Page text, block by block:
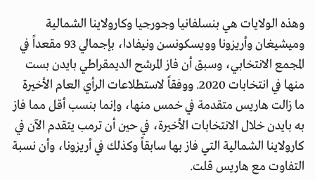
وهذه الولايات هي بنسلفانيا وجورجيا وكارولاينا الشمالية
وميشيغان وأريزونا وويسكونسن ونيفادا، بإجمالي 93 مقعداً في
المجمع الانتخابي، وسبق أن فاز المرشح الديمقراطي بايدن بست
منها في انتخابات 2020. ووفقاً لاستطلاعات الرأي العام الأخيرة
ما زالت هاريس متقدمة في خمس منها، وإنما بنسب أقل مما فاز
به بايدن خلال الانتخابات الأخيرة، في حين أن ترمب يتقدم الآن في
كارولاينا الشمالية التي فاز بها سابقاً وكذلك في أريزونا، وأن نسبة
التفاوت مع هاريس قلت.